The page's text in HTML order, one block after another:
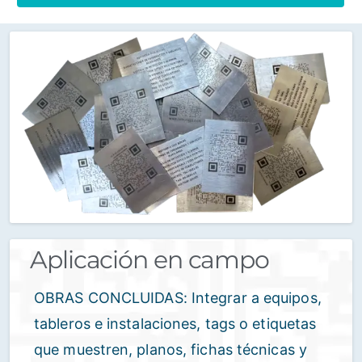
Aplicación en campo
OBRAS CONCLUIDAS: Integrar a equipos,
tableros e instalaciones, tags o etiquetas
que muestren, planos, fichas técnicas y